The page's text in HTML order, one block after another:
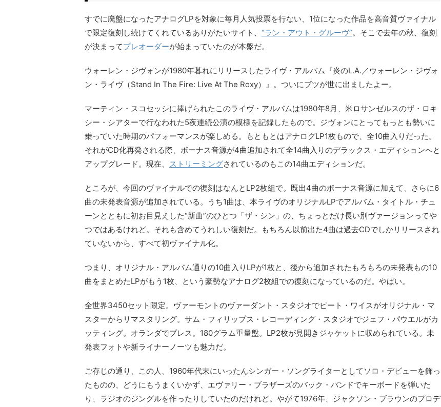
すでに廃盤になったアナログLPを対象に毎月人気投票を行ない、1位になった作品を高音質ヴァイナル
で限定復刻し続けてくれているありがたいサイト、 “ラン・アウト・グルーヴ”。そこで去年の秋、復刻
が決まってプレオーダーが始まっていたのが本盤だ。
ウォーレン・ジヴォンが1980年暮れにリリースしたライヴ・アルバム『炎のL.A.／ウォーレン・ジヴォ
ン・ライヴ（Stand In The Fire: Live At The Roxy）』。ついにブツが世に出ましたよー。
マーティン・スコセッシに捧げられたこのライヴ・アルバムは1980年8月、米ロサンゼルスのザ・ロキ
シー・シアターで行なわれた5夜連続公演の模様を記録したもので。ジヴォンにとってもっとも勢いに
乗っていた時期のパフォーマンスが楽しめる。もともとはアナログLP1枚もので、全10曲入りだった。
それがCD化再発される際、ボーナス音源が4曲追加されて全14曲入りのデラックス・エディションへと
アップグレード。現在、 ストリーミングされているのもこの14曲エディションだ。
ところが、今回のヴァイナルでの復刻はなんとLP2枚組で。既出4曲のボーナス音源に加えて、さらに6
曲の未発表音源が追加されている。うち1曲は、本ライヴのオリジナルLPでアルバム・タイトル・チュ
ーンとともに初お目見えした“新曲”のひとつ「ザ・シン」の、ちょっとだけ長い別ヴァージョンってや
つではあるけれど。それも含めてうれしい復刻だ。もちろん以前出た4曲は過去CDでしかリリースされ
ていないから、すべて初ヴァイナル化。
つまり、オリジナル・アルバム通りの10曲入りLPが1枚と、後から追加されたもろもろの未発表もの10
曲をまとめたLPがもう1枚、という豪勢なアナログ2枚組での復刻になっているのだ。やばい。
全世界3450セット限定。ヴァーモントのヴァーダント・スタジオでピート・ワイスがオリジナル・マ
スターからリマスタリング。サム・フィリップス・レコーディング・スタジオでジェフ・パウエルがカ
ッティング。オランダでプレス。180グラム重量盤。LP2枚が見開きジャケットに収められている。未
発表フォトや新ライナーノーツも魅力だ。
ご存じの通り、この人、1960年代末にいったんシンガー・ソングライターとしてソロ・デビューを飾っ
たものの、どうにもうまくいかず、エヴァリー・ブラザーズのバック・バンドでキーボードを弾いた
り、ラジオのジングルを作ったりしていたのだけれど。やがて1976年、ジャクソン・ブラウンのプロデ